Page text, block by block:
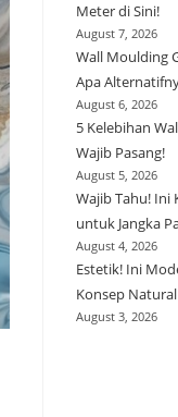
Meter di Sini!
August 7, 2026
Wall Moulding
Apa
August 6, 2026
5 Kelebihan
Wajib Pasang!
August 5, 2026
Wajib Tahu! Ini
untuk Jangka
August 4, 2026
Estetik! Ini
Konsep Natural
August 3, 2026